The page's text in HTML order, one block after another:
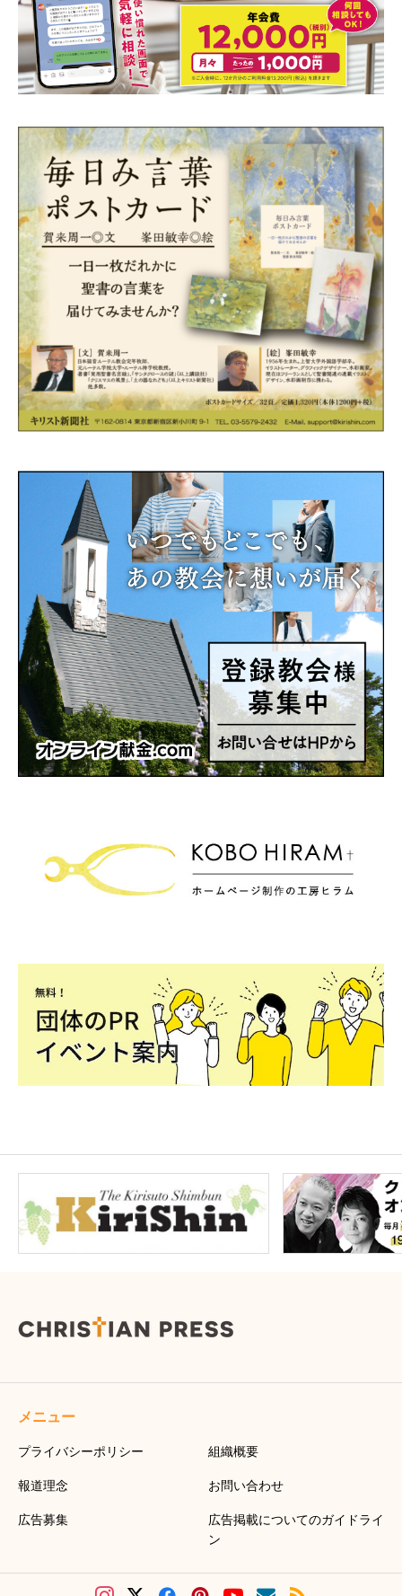
メニュー
プライバシーポリシー 組織概要
報道理念 お問い合わせ
広告募集
広告掲載についてのガイドライ
ン